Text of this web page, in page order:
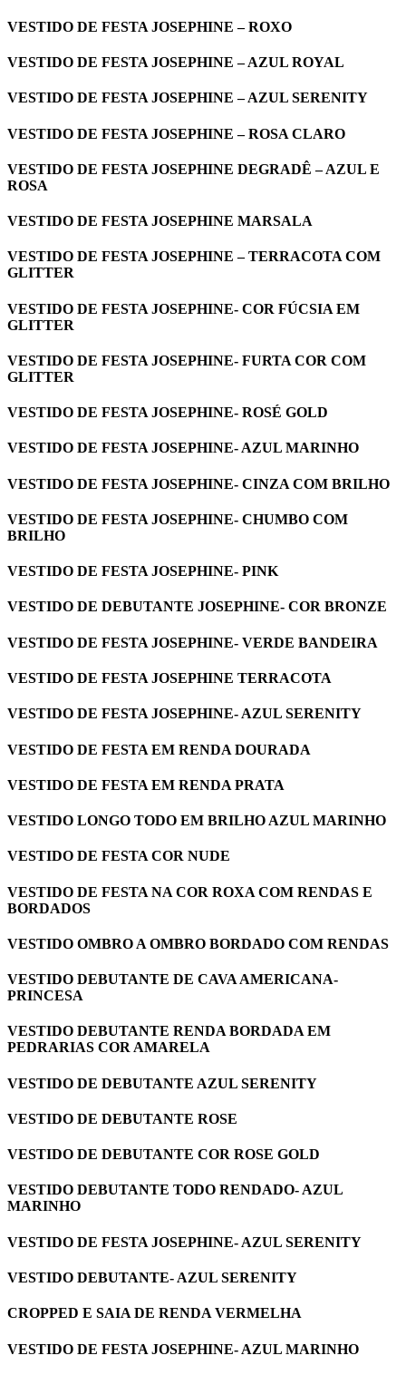
VESTIDO DE FESTA JOSEPHINE – ROXO
VESTIDO DE FESTA JOSEPHINE – AZUL ROYAL
VESTIDO DE FESTA JOSEPHINE – AZUL SERENITY
VESTIDO DE FESTA JOSEPHINE – ROSA CLARO
VESTIDO DE FESTA JOSEPHINE DEGRADÊ – AZUL E
ROSA
VESTIDO DE FESTA JOSEPHINE MARSALA
VESTIDO DE FESTA JOSEPHINE – TERRACOTA COM
GLITTER
VESTIDO DE FESTA JOSEPHINE- COR FÚCSIA EM
GLITTER
VESTIDO DE FESTA JOSEPHINE- FURTA COR COM
GLITTER
VESTIDO DE FESTA JOSEPHINE- ROSÉ GOLD
VESTIDO DE FESTA JOSEPHINE- AZUL MARINHO
VESTIDO DE FESTA JOSEPHINE- CINZA COM BRILHO
VESTIDO DE FESTA JOSEPHINE- CHUMBO COM
BRILHO
VESTIDO DE FESTA JOSEPHINE- PINK
VESTIDO DE DEBUTANTE JOSEPHINE- COR BRONZE
VESTIDO DE FESTA JOSEPHINE- VERDE BANDEIRA
VESTIDO DE FESTA JOSEPHINE TERRACOTA
VESTIDO DE FESTA JOSEPHINE- AZUL SERENITY
VESTIDO DE FESTA EM RENDA DOURADA
VESTIDO DE FESTA EM RENDA PRATA
VESTIDO LONGO TODO EM BRILHO AZUL MARINHO
VESTIDO DE FESTA COR NUDE
VESTIDO DE FESTA NA COR ROXA COM RENDAS E
BORDADOS
VESTIDO OMBRO A OMBRO BORDADO COM RENDAS
VESTIDO DEBUTANTE DE CAVA AMERICANA-
PRINCESA
VESTIDO DEBUTANTE RENDA BORDADA EM
PEDRARIAS COR AMARELA
VESTIDO DE DEBUTANTE AZUL SERENITY
VESTIDO DE DEBUTANTE ROSE
VESTIDO DE DEBUTANTE COR ROSE GOLD
VESTIDO DEBUTANTE TODO RENDADO- AZUL
MARINHO
VESTIDO DE FESTA JOSEPHINE- AZUL SERENITY
VESTIDO DEBUTANTE- AZUL SERENITY
CROPPED E SAIA DE RENDA VERMELHA
VESTIDO DE FESTA JOSEPHINE- AZUL MARINHO